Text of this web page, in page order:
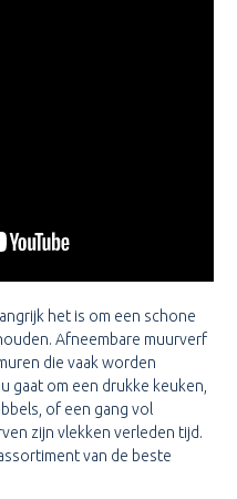
het is om een schone
Afneembare muurverf
die vaak worden
gaat om een drukke keuken,
of een gang vol
zijn vlekken verleden tijd.
van de beste